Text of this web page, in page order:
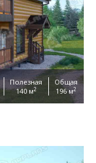
Полезная
140 м2
Общая
196 м2